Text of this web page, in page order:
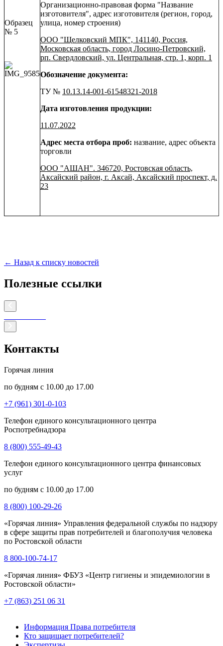
Образец
№ 5
Организационно-правовая форма "Название
изготовителя", адрес изготовителя (регион, город,
улица, номер строения)
ООО "Щелковский МПК", 141140, Россия,
Московская область, город Лосино-Петровский,
рп. Свердловский, ул. Центральная, стр. 1, корп. 1
Обозначение документа:
ТУ № 10.13.14-001-61548321-2018
Дата изготовления продукции:
11.07.2022
Адрес места отбора проб: название, адрес объекта
торговли
ООО "АШАН". 346720, Ростовская область,
Аксайский район, г. Аксай, Аксайский проспект, д.
23
← Назад к списку новостей
Полезные ссылки
Контакты
Горячая линия
по будням с 10.00 до 17.00
+7 (961) 301-0-103
Телефон единого консультационного центра
Роспотребнадзора
8 (800) 555-49-43
Телефон единого консультационного центра финансовых
услуг
по будням с 10.00 до 17.00
8 (800) 100-29-26
«Горячая линия» Управления федеральной службы по надзору
в сфере защиты прав потребителей и благополучия человека
по Ростовской области
8 800-100-74-17
«Горячая линия» ФБУЗ «Центр гигиены и эпидемиологии в
Ростовской области»
+7 (863) 251 06 31
Информация Права потребителя
Кто защищает потребителей?